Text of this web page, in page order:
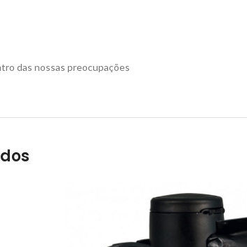
das nossas preocupações